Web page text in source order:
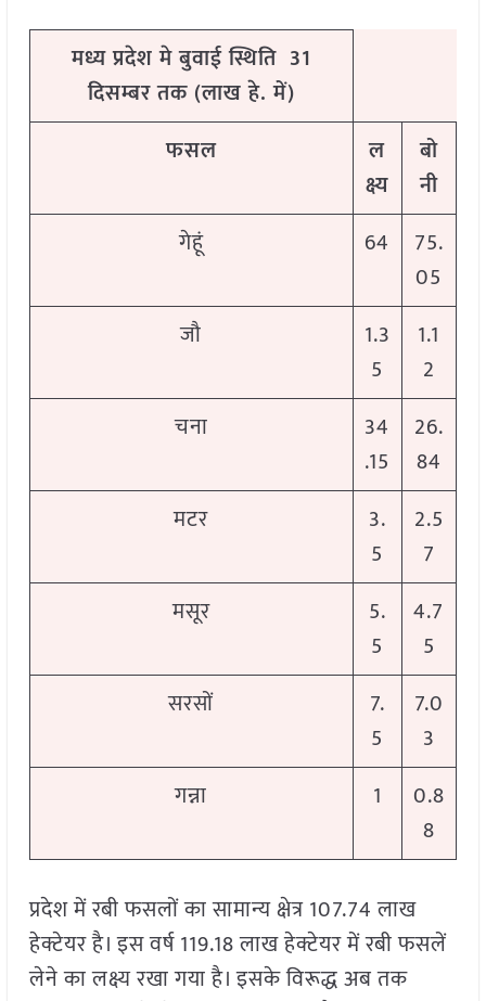
मध्य प्रदेश मे बुवाई स्थिति 31
दिसम्बर तक (लाख हे. में)
फसल
ल
क्ष्य
बो
नी
गेहूं
64
75.
05
जौ
1.3
5
1.1
2
चना
34
.15
26.
84
मटर
3.
5
2.5
7
मसूर
5.
5
4.7
5
सरसों
7.
5
7.0
3
गन्ना
1
0.8
8
प्रदेश में रबी फसलों का सामान्य क्षेत्र 107.74 लाख
हेक्टेयर है। इस वर्ष 119.18 लाख हेक्टेयर में रबी फसलें
लेने का लक्ष्य रखा गया है। इसके विरूद्ध अब तक